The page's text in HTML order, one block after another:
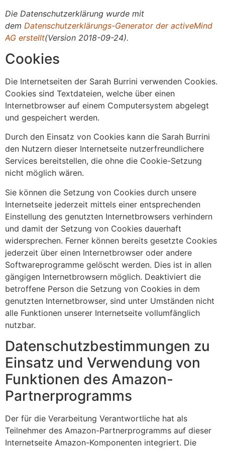
Die Datenschutzerklärung wurde mit
dem Datenschutzerklärungs-Generator der activeMind
AG erstellt(Version 2018-09-24).
Cookies
Die Internetseiten der Sarah Burrini verwenden Cookies.
Cookies sind Textdateien, welche über einen
Internetbrowser auf einem Computersystem abgelegt
und gespeichert werden.
Durch den Einsatz von Cookies kann die Sarah Burrini
den Nutzern dieser Internetseite nutzerfreundlichere
Services bereitstellen, die ohne die Cookie-Setzung
nicht möglich wären.
Sie können die Setzung von Cookies durch unsere
Internetseite jederzeit mittels einer entsprechenden
Einstellung des genutzten Internetbrowsers verhindern
und damit der Setzung von Cookies dauerhaft
widersprechen. Ferner können bereits gesetzte Cookies
jederzeit über einen Internetbrowser oder andere
Softwareprogramme gelöscht werden. Dies ist in allen
gängigen Internetbrowsern möglich. Deaktiviert die
betroffene Person die Setzung von Cookies in dem
genutzten Internetbrowser, sind unter Umständen nicht
alle Funktionen unserer Internetseite vollumfänglich
nutzbar.
Datenschutzbestimmungen zu
Einsatz und Verwendung von
Funktionen des Amazon-
Partnerprogramms
Der für die Verarbeitung Verantwortliche hat als
Teilnehmer des Amazon-Partnerprogramms auf dieser
Internetseite Amazon-Komponenten integriert. Die